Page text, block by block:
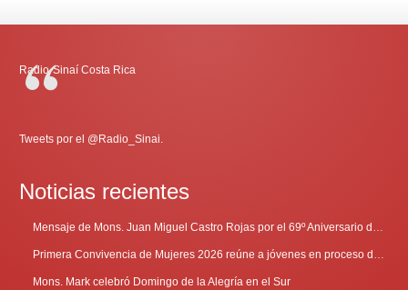
Radio-Sinaí Costa Rica
Tweets por el @Radio_Sinai.
Noticias recientes
Mons. Mark celebró Domingo de la Alegría en el Sur